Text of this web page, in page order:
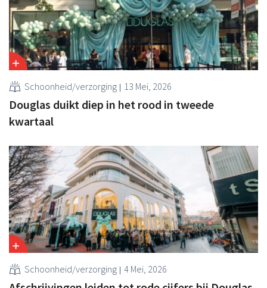
Schoonheid/verzorging 13 Mei, 2026
Douglas duikt diep in het rood in tweede
kwartaal
Schoonheid/verzorging 4 Mei, 2026